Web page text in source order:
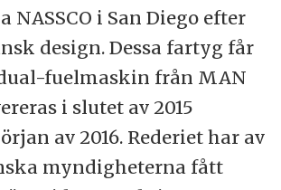
NASSCO i San Diego efter
design. Dessa fartyg får
fuelmaskin från MAN
i slutet av 2015
av 2016. Rederiet har av
myndigheterna fått